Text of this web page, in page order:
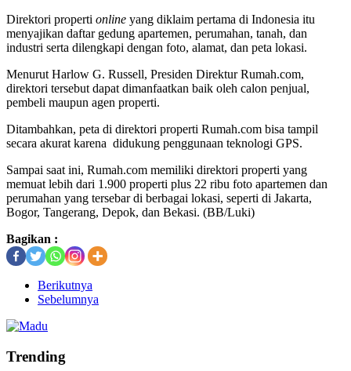
Direktori properti online yang diklaim pertama di Indonesia itu
menyajikan daftar gedung apartemen, perumahan, tanah, dan
industri serta dilengkapi dengan foto, alamat, dan peta lokasi.
Menurut Harlow G. Russell, Presiden Direktur Rumah.com,
direktori tersebut dapat dimanfaatkan baik oleh calon penjual,
pembeli maupun agen properti.
Ditambahkan, peta di direktori properti Rumah.com bisa tampil
secara akurat karena didukung penggunaan teknologi GPS.
Sampai saat ini, Rumah.com memiliki direktori properti yang
memuat lebih dari 1.900 properti plus 22 ribu foto apartemen dan
perumahan yang tersebar di berbagai lokasi, seperti di Jakarta,
Bogor, Tangerang, Depok, dan Bekasi. (BB/Luki)
Bagikan :
Berikutnya
Sebelumnya
Trending